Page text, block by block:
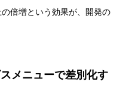
倍増という効果が、開発の
メニューで差別化す